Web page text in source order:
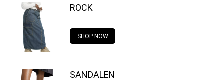
ROCK
SHOP NOW
SANDALEN